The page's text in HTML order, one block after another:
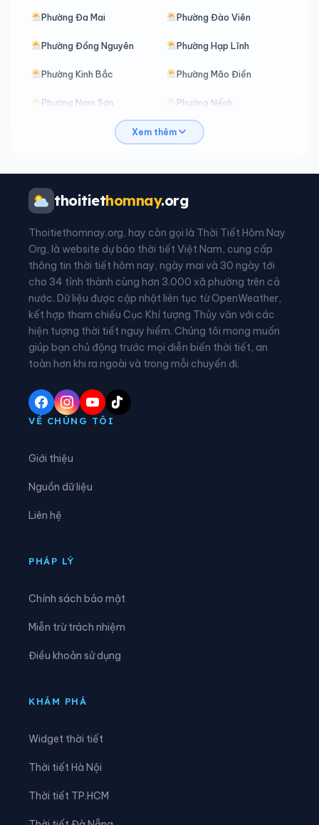
Phường Đa Mai Phường Đào Viên
Phường Đồng Nguyên Phường Hạp Lĩnh
Phường Kinh Bắc Phường Mão Điền
Phường Nam Sơn Phường Nếnh
Phường Nhân Hòa Phường Ninh Xá
Phường Phượng Sơn
Phường Song Liễu
Phường Tân An Phường Tân Tiến
Phường Thuận Thành Phường Tiền Phong
Phường Trạm Lộ Phường Trí Quả
Phường Tự Lạn Phường Từ Sơn
Phường Vân Hà Phường Việt Yên
Phường Võ Cường
Phường Yên Dũng
Xã Đại Lai
Xã Hoàng Vân
Xem thêm
thoitiethomnay.org
Thoitiethomnay.org, hay còn gọi là Thời Tiết Hôm Nay
Org, là website dự báo thời tiết Việt Nam, cung cấp
thông tin thời tiết hôm nay, ngày mai và 30 ngày tới
cho 34 tỉnh thành cùng hơn 3.000 xã phường trên cả
nước. Dữ liệu được cập nhật liên tục từ OpenWeather,
kết hợp tham chiếu Cục Khí tượng Thủy văn với các
hiện tượng thời tiết nguy hiểm. Chúng tôi mong muốn
giúp bạn chủ động trước mọi diễn biến thời tiết, an
toàn hơn khi ra ngoài và trong mỗi chuyến đi.
VỀ CHÚNG TÔI
Giới thiệu
Nguồn dữ liệu
Liên hệ
PHÁP LÝ
Chính sách bảo mật
Miễn trừ trách nhiệm
Điều khoản sử dụng
KHÁM PHÁ
Widget thời tiết
Thời tiết Hà Nội
Thời tiết TP.HCM